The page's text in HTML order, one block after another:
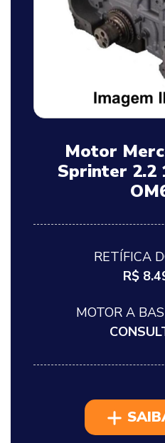
Motor
Sprinter 2.2
RETÍFICA
R$
MOTOR A